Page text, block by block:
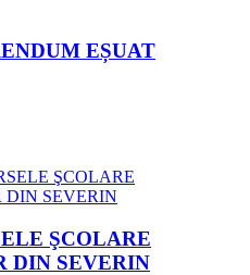
EȘUAT
ŞCOLARE
DIN SEVERIN